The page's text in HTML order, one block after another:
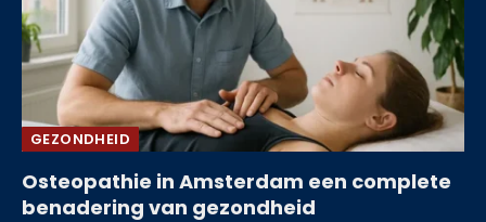
GEZONDHEID
Osteopathie in Amsterdam een complete
benadering van gezondheid